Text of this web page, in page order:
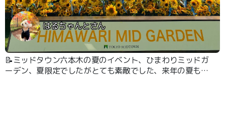
はるちゃんとさん
📝ミッドタウン六本木の夏のイベント、ひまわりミッドガ
ーデン、夏限定でしたがとても素敵でした、来年の夏も期